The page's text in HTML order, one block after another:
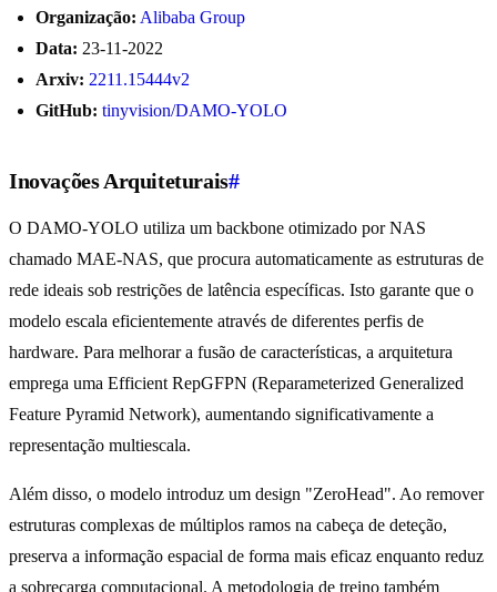
Organização: Alibaba Group
Data: 23-11-2022
Arxiv: 2211.15444v2
GitHub: tinyvision/DAMO-YOLO
Inovações Arquiteturais#
O DAMO-YOLO utiliza um backbone otimizado por NAS
chamado MAE-NAS, que procura automaticamente as estruturas de
rede ideais sob restrições de latência específicas. Isto garante que o
modelo escala eficientemente através de diferentes perfis de
hardware. Para melhorar a fusão de características, a arquitetura
emprega uma Efficient RepGFPN (Reparameterized Generalized
Feature Pyramid Network), aumentando significativamente a
representação multiescala.
Além disso, o modelo introduz um design "ZeroHead". Ao remover
estruturas complexas de múltiplos ramos na cabeça de deteção,
preserva a informação espacial de forma mais eficaz enquanto reduz
a sobrecarga computacional. A metodologia de treino também